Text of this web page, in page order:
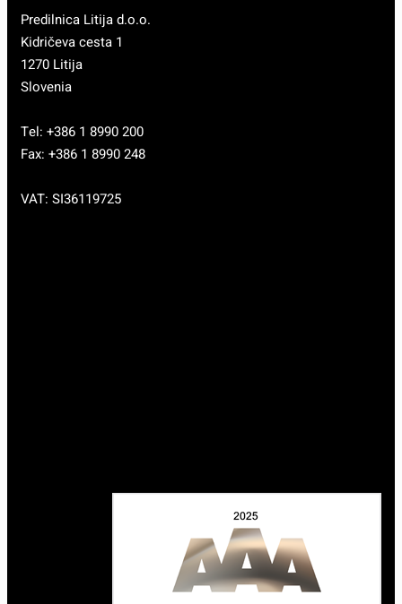
Predilnica Litija d.o.o.
Kidričeva cesta 1
1270 Litija
Slovenia
Tel: +386 1 8990 200
Fax: +386 1 8990 248
VAT: SI36119725
premium bootstrap themes